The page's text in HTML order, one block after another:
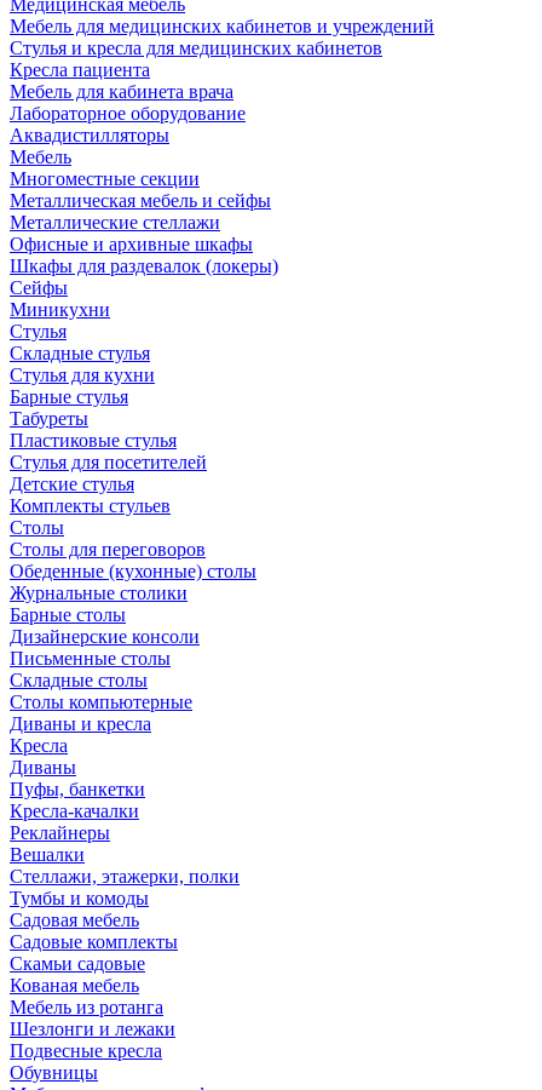
Медицинская мебель
Мебель для медицинских кабинетов и учреждений
Стулья и кресла для медицинских кабинетов
Кресла пациента
Мебель для кабинета врача
Лабораторное оборудование
Аквадистилляторы
Мебель
Многоместные секции
Металлическая мебель и сейфы
Металлические стеллажи
Офисные и архивные шкафы
Шкафы для раздевалок (локеры)
Сейфы
Миникухни
Стулья
Складные стулья
Стулья для кухни
Барные стулья
Табуреты
Пластиковые стулья
Стулья для посетителей
Детские стулья
Комплекты стульев
Столы
Столы для переговоров
Обеденные (кухонные) столы
Журнальные столики
Барные столы
Дизайнерские консоли
Письменные столы
Складные столы
Столы компьютерные
Диваны и кресла
Кресла
Диваны
Пуфы, банкетки
Кресла-качалки
Реклайнеры
Вешалки
Стеллажи, этажерки, полки
Тумбы и комоды
Садовая мебель
Садовые комплекты
Скамьи садовые
Кованая мебель
Мебель из ротанга
Шезлонги и лежаки
Подвесные кресла
Обувницы